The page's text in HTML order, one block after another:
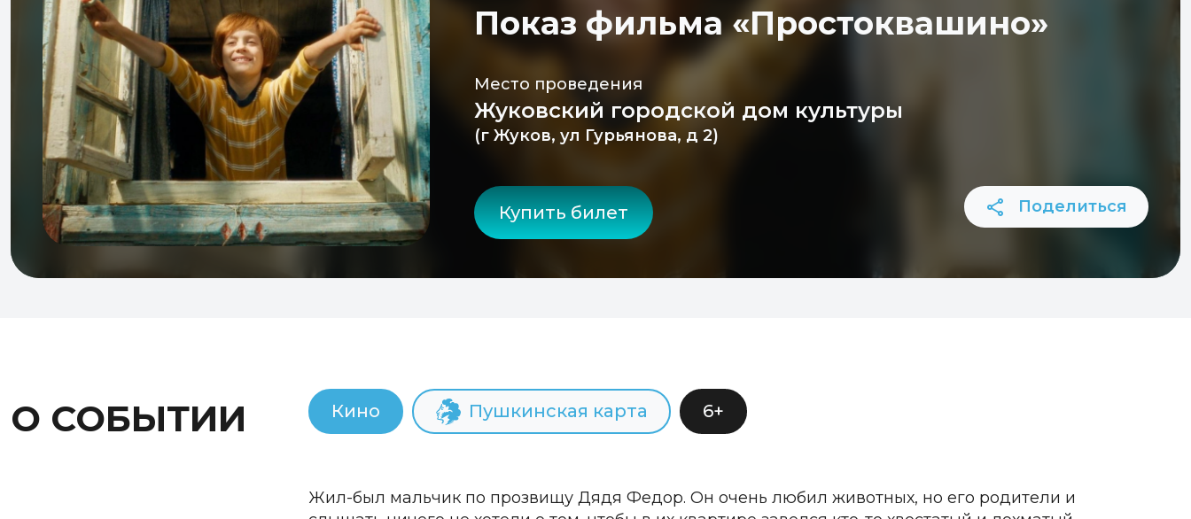
Показ фильма «Простоквашино»
Место проведения
Жуковский городской дом культуры
(г Жуков, ул Гурьянова, д 2)
Купить билет Поделиться
О СОБЫТИИ Кино Пушкинская карта 6+
Жил-был мальчик по прозвищу Дядя Федор. Он очень любил животных, но его родители и